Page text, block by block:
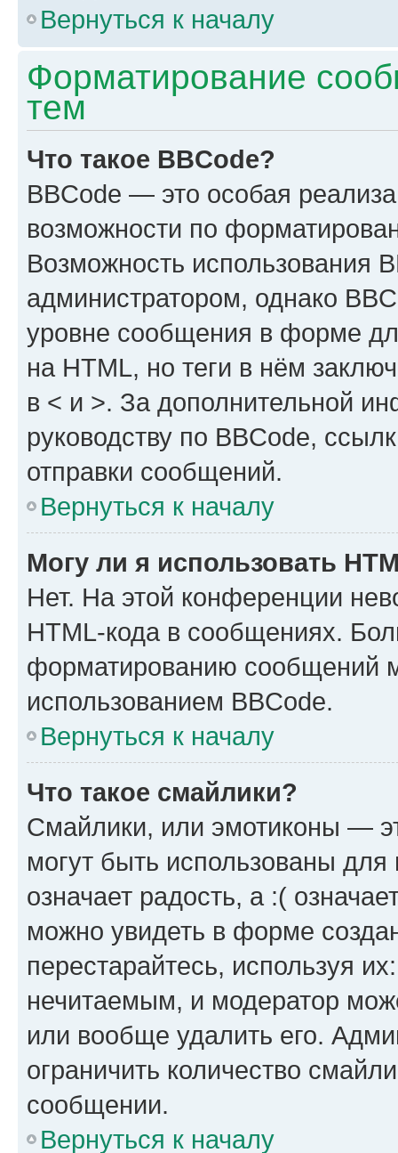
Вернуться к началу
Форматирование
тем
Что такое BBCode?
BBCode — это особая
возможности по
Возможность использования
администратором, однако
уровне сообщения в форме
на HTML, но теги в нём
в < и >. За дополнительной
руководству по BBCode,
отправки сообщений.
Вернуться к началу
Могу ли я использовать
Нет. На этой конференции
HTML-кода в сообщениях.
форматированию сообщений
использованием BBCode.
Вернуться к началу
Что такое смайлики?
Смайлики, или эмотиконы —
могут быть использованы
означает радость, а :(
можно увидеть в форме
перестарайтесь, используя
нечитаемым, и модератор
или вообще удалить его.
ограничить количество
сообщении.
Вернуться к началу